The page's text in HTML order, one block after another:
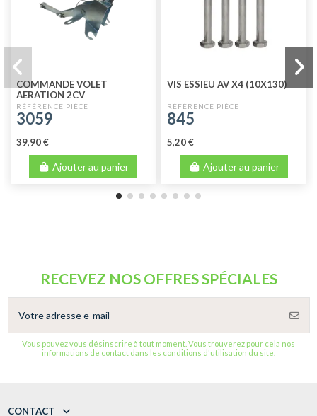
COMMANDE VOLET
AERATION 2CV
3059
39,90 €
Ajouter au panier
VIS ESSIEU AV X4 (10X130)
845
5,20 €
Ajouter au panier
RECEVEZ NOS OFFRES SPÉCIALES
Vous pouvez vous désinscrire à tout moment. Vous trouverez pour cela nos
informations de contact dans les conditions d'utilisation du site.
CONTACT